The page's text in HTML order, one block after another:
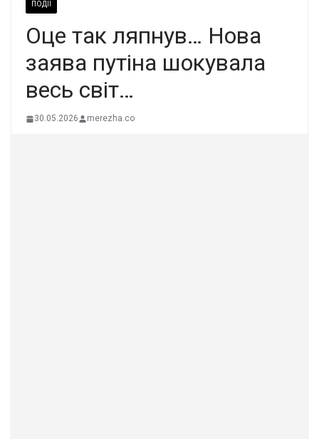
ПОДІЇ
Oцe тaк ляпнyв… Нoвa
зaявa пyтiнa шoкyвaлa
вecь cвiт…
30.05.2026 merezha.co